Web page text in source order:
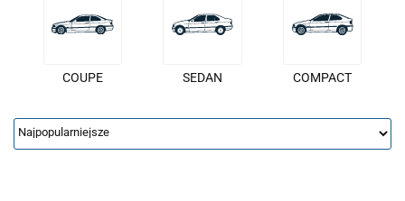
COUPE SEDAN COMPACT